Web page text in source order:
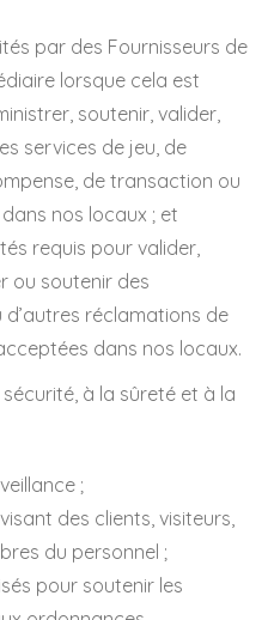
par des Fournisseurs de
lorsque cela est
soutenir, valider,
services de jeu, de
de transaction ou
nos locaux ; et
requis pour valider,
ou soutenir des
d’autres réclamations de
dans nos locaux.
à la sûreté et à la
;
des clients, visiteurs,
du personnel ;
pour soutenir les